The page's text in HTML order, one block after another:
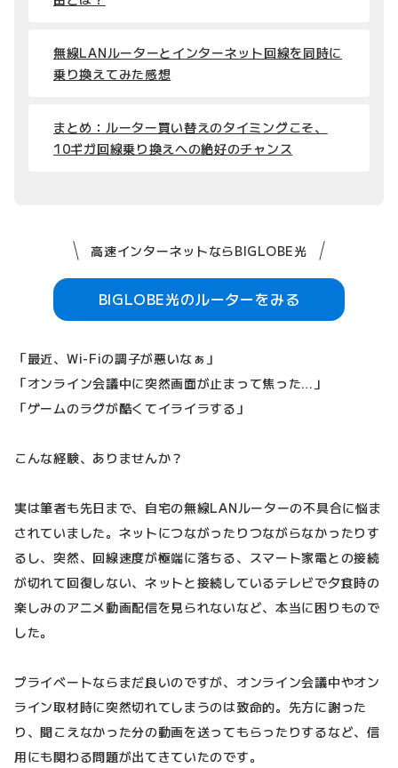
無線LANルーターとインターネット回線を同時に
乗り換えてみた感想
まとめ：ルーター買い替えのタイミングこそ、
10ギガ回線乗り換えへの絶好のチャンス
高速インターネットならBIGLOBE光
BIGLOBE光のルーターをみる
「最近、Wi-Fiの調子が悪いなぁ」
「オンライン会議中に突然画面が止まって焦った…」
「ゲームのラグが酷くてイライラする」
こんな経験、ありませんか？
実は筆者も先日まで、自宅の無線LANルーターの不具合に悩ま
されていました。ネットにつながったりつながらなかったりす
るし、突然、回線速度が極端に落ちる、スマート家電との接続
が切れて回復しない、ネットと接続しているテレビで夕食時の
楽しみのアニメ動画配信を見られないなど、本当に困りもので
した。
プライベートならまだ良いのですが、オンライン会議中やオン
ライン取材時に突然切れてしまうのは致命的。先方に謝った
り、聞こえなかった分の動画を送ってもらったりするなど、信
用にも関わる問題が出てきていたのです。